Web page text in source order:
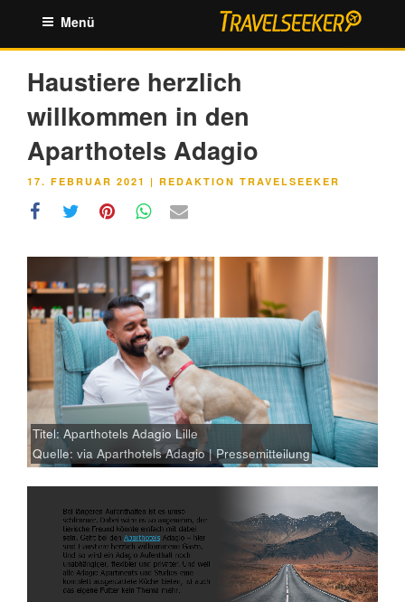
springen
Menü
Haustiere herzlich
willkommen in den
Aparthotels Adagio
VERÖFFENTLICHT
17. FEBRUAR 2021 | REDAKTION TRAVELSEEKER
Titel: Aparthotels Adagio Lille
Quelle: via Aparthotels Adagio | Pressemitteilung